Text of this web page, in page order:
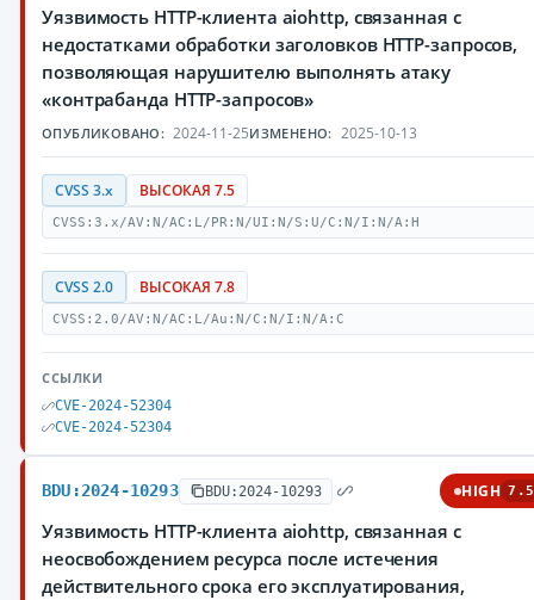
Уязвимость HTTP-клиента aiohttp, связанная с
недостатками обработки заголовков HTTP-запросов,
позволяющая нарушителю выполнять атаку
«контрабанда HTTP-запросов»
ОПУБЛИКОВАНО: 2024-11-25ИЗМЕНЕНО: 2025-10-13
CVSS 3.x ВЫСОКАЯ 7.5
CVSS:3.x/AV:N/AC:L/PR:N/UI:N/S:U/C:N/I:N/A:H
CVSS 2.0 ВЫСОКАЯ 7.8
CVSS:2.0/AV:N/AC:L/Au:N/C:N/I:N/A:C
ССЫЛКИ
CVE-2024-52304
CVE-2024-52304
BDU:2024-10293 BDU:2024-10293 HIGH 7.5
Уязвимость HTTP-клиента aiohttp, связанная с
неосвобождением ресурса после истечения
действительного срока его эксплуатирования,